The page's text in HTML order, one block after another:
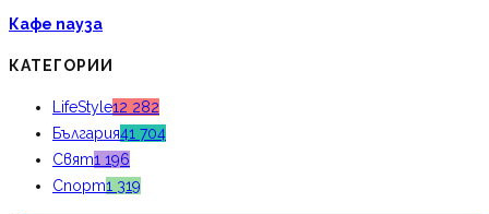
Кафе пауза
КАТЕГОРИИ
LifeStyle12 282
България41 704
Свят1 196
Спорт1 319